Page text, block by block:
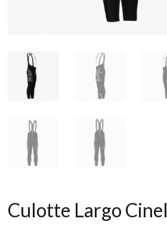
Culotte Largo Cinel